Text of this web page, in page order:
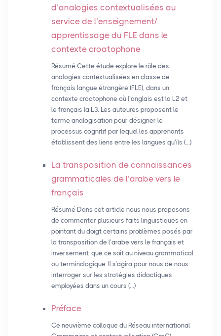
d’analogies contextualisées au
service de l’enseignement/
apprentissage du FLE dans le
contexte croatophone
Résumé Cette étude explore le rôle des
analogies contextualisées en classe de
français langue étrangère (FLE), dans un
contexte croatophone où l’anglais est la L2 et
le français la L3. Les auteures proposent le
terme analogisation pour désigner le
processus cognitif par lequel les apprenants
établissent des liens entre les langues qu’ils (…)
La transposition de connaissances
grammaticales de l’arabe vers le
français
Résumé Dans cet article nous nous proposons
de commenter plusieurs faits linguistiques en
pointant du doigt certains problèmes posés par
la transposition de l’arabe vers le français et
inversement, que ce soit au niveau grammatical
ou terminologique. Il s’agira pour nous de nous
interroger sur les stratégies didactiques
employées dans un cours (…)
Préface
Ce neuvième colloque du Réseau international